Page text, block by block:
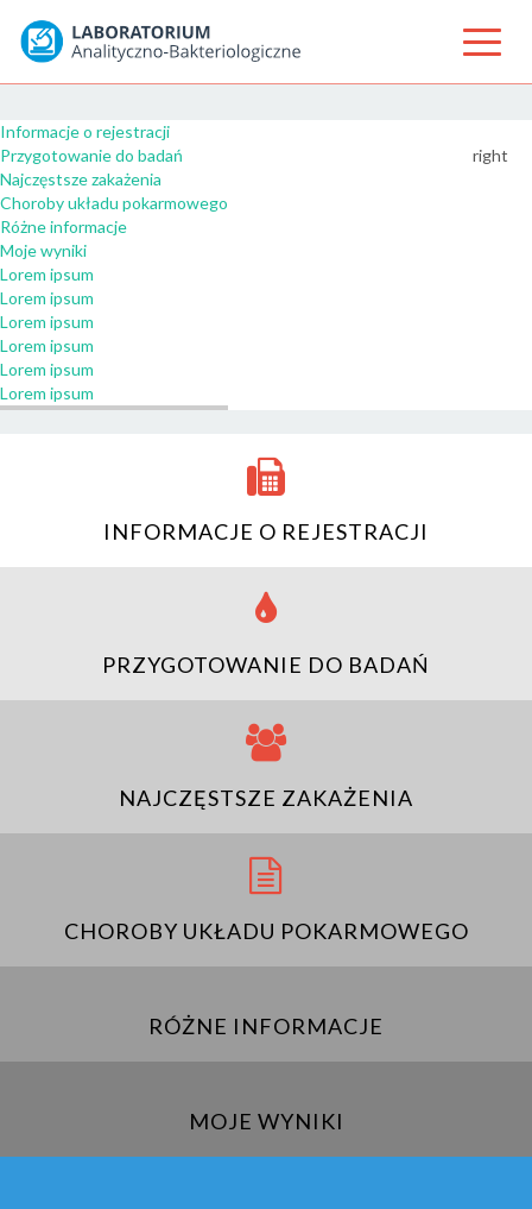
Informacje o rejestracji
Przygotowanie do badań
Najczęstsze zakażenia
Choroby układu pokarmowego
Różne informacje
Moje wyniki
Lorem ipsum
Lorem ipsum
Lorem ipsum
Lorem ipsum
Lorem ipsum
Lorem ipsum
right
INFORMACJE O REJESTRACJI
PRZYGOTOWANIE DO BADAŃ
NAJCZĘSTSZE ZAKAŻENIA
CHOROBY UKŁADU POKARMOWEGO
RÓŻNE INFORMACJE
MOJE WYNIKI